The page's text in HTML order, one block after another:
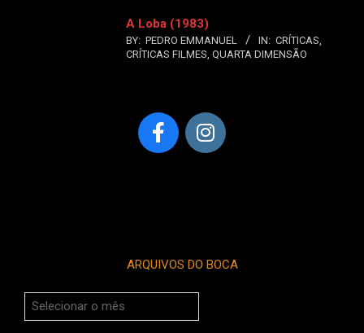
A Loba (1983)
BY: PEDRO EMMANUEL IN: CRÍTICAS,
CRÍTICAS FILMES, QUARTA DIMENSÃO
ARQUIVOS DO BOCA
Arquivos
do